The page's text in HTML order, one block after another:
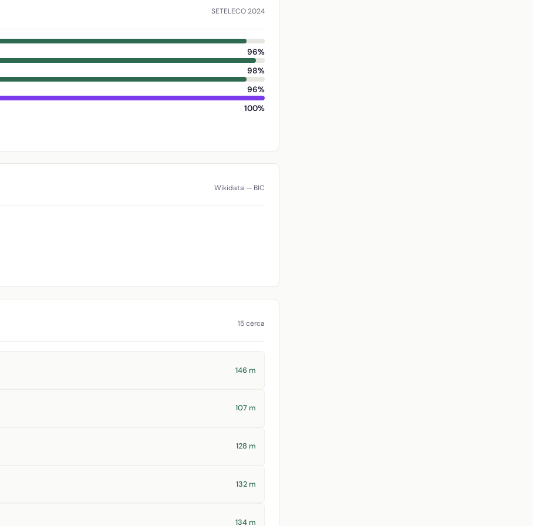
SETELECO 2024
96%
98%
96%
100%
Wikidata — BIC
15 cerca
146 m
107 m
128 m
132 m
134 m